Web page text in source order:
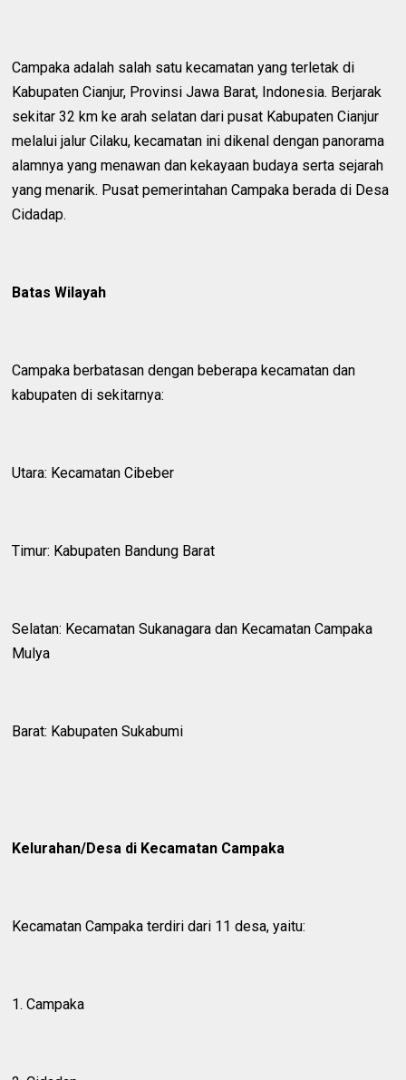
Campaka adalah salah satu kecamatan yang terletak di
Kabupaten Cianjur, Provinsi Jawa Barat, Indonesia. Berjarak
sekitar 32 km ke arah selatan dari pusat Kabupaten Cianjur
melalui jalur Cilaku, kecamatan ini dikenal dengan panorama
alamnya yang menawan dan kekayaan budaya serta sejarah
yang menarik. Pusat pemerintahan Campaka berada di Desa
Cidadap.
Batas Wilayah
Campaka berbatasan dengan beberapa kecamatan dan
kabupaten di sekitarnya:
Utara: Kecamatan Cibeber
Timur: Kabupaten Bandung Barat
Selatan: Kecamatan Sukanagara dan Kecamatan Campaka
Mulya
Barat: Kabupaten Sukabumi
Kelurahan/Desa di Kecamatan Campaka
Kecamatan Campaka terdiri dari 11 desa, yaitu:
1. Campaka